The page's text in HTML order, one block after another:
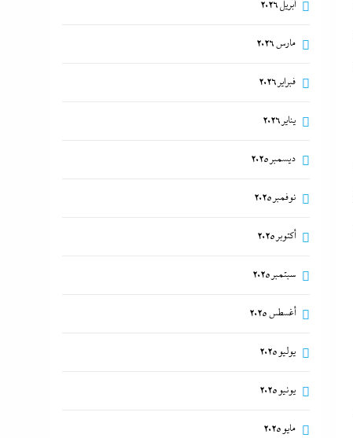
أبريل 2026
مارس 2026
فبراير 2026
يناير 2026
ديسمبر 2025
نوفمبر 2025
أكتوبر 2025
سبتمبر 2025
أغسطس 2025
يوليو 2025
يونيو 2025
مايو 2025